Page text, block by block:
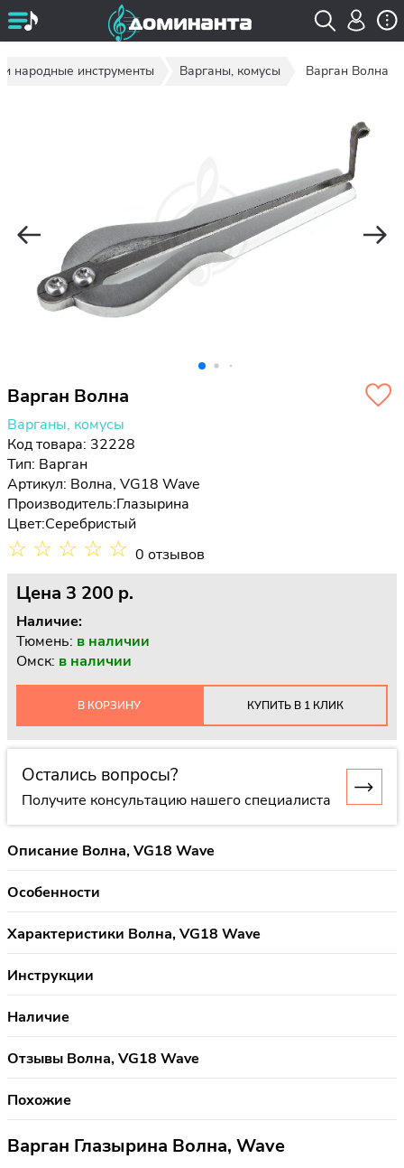
народные инструменты Варганы, комусы Варган Волна
Варган Волна
Варганы, комусы
Код товара: 32228
Тип: Варган
Артикул: Волна, VG18 Wave
Производитель:Глазырина
Цвет:Серебристый
☆ ☆ ☆ ☆ ☆ 0 отзывов
Цена 3 200 p.
Наличие:
Тюмень: в наличии
Омск: в наличии
В КОРЗИНУ КУПИТЬ В 1 КЛИК
Остались вопросы?
Получите консультацию нашего специалиста
Описание Волна, VG18 Wave
Особенности
Характеристики Волна, VG18 Wave
Инструкции
Наличие
Отзывы Волна, VG18 Wave
Похожие
Варган Глазырина Волна, Wave